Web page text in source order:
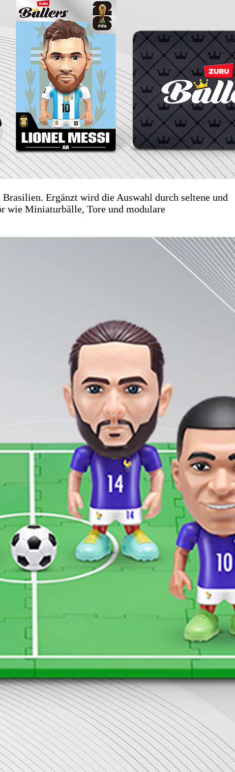
Ergänzt wird die Auswahl durch seltene und
wie Miniaturbälle, Tore und modulare